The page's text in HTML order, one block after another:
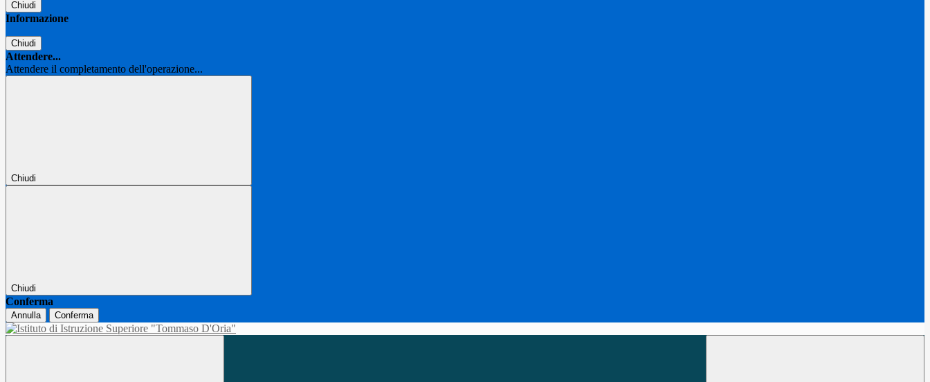
Chiudi
Informazione
Chiudi
Attendere...
Attendere il completamento dell'operazione...
Chiudi
Chiudi
Conferma
Annulla Conferma